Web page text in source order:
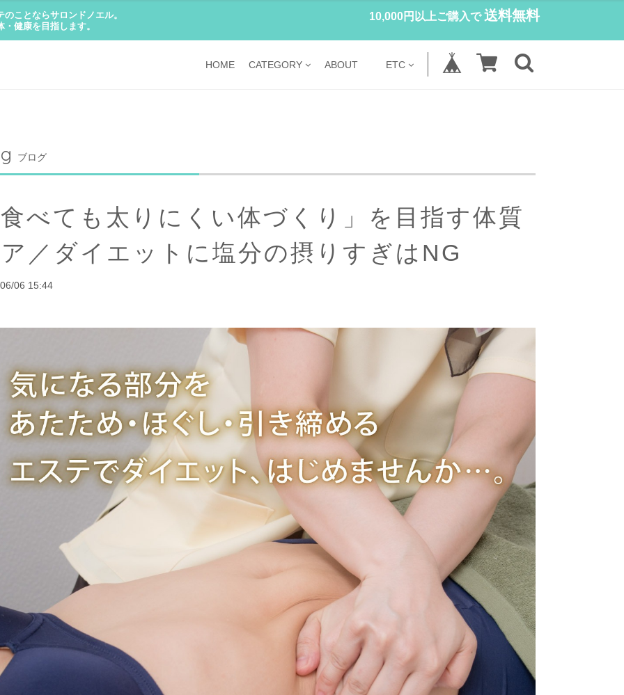
ことならサロンドノエル。
健康を目指します。
10,000円以上ご購入で 送料無料
HOME CATEGORY ABOUT ETC
ブログ
べても太りにくい体づくり」を目指す体質
／ダイエットに塩分の摂りすぎはNG
06 15:44